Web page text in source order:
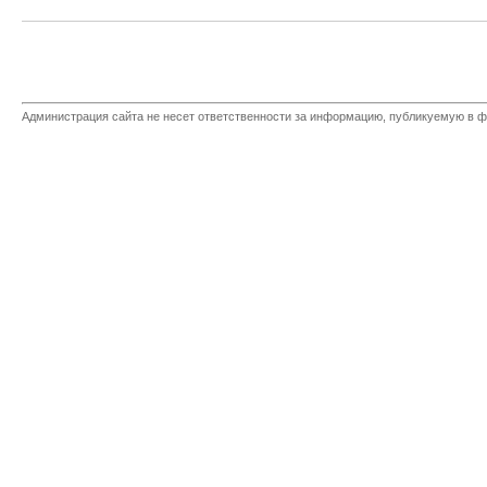
Администрация сайта не несет ответственности за информацию, публикуемую